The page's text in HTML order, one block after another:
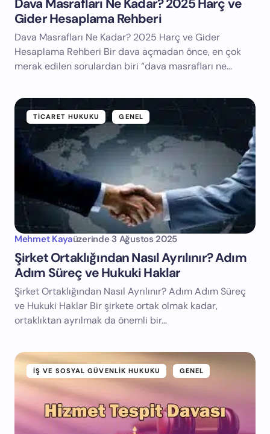
Dava Masrafları Ne Kadar? 2025 Harç ve
Gider Hesaplama Rehberi
Dava Masrafları Ne Kadar? 2025 Harç ve Gider
Hesaplama Rehberi Bir dava açmadan önce, en çok
merak edilen sorulardan biri “dava masrafları ne…
TICARET HUKUKU GENEL
Mehmet Kayaüzerinde 3 Ağustos 2025
Şirket Ortaklığından Nasıl Ayrılınır? Adım
Adım Süreç ve Hukuki Haklar
Şirket Ortaklığından Nasıl Ayrılınır? Adım Adım Süreç
ve Hukuki Haklar Bir şirkete ortak olmak kadar,
ortaklıktan ayrılmak da önemli bir…
İŞ VE SOSYAL GÜVENLIK HUKUKU GENEL